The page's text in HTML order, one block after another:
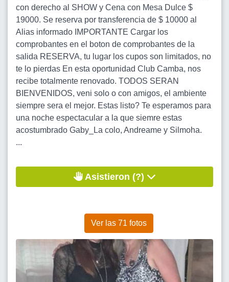
con derecho al SHOW y Cena con Mesa Dulce $
19000. Se reserva por transferencia de $ 10000 al
Alias informado IMPORTANTE Cargar los
comprobantes en el boton de comprobantes de la
salida RESERVA, tu lugar los cupos son limitados, no
te lo pierdas En esta oportunidad Club Camba, nos
recibe totalmente renovado. TODOS SERAN
BIENVENIDOS, veni solo o con amigos, el ambiente
siempre sera el mejor. Estas listo? Te esperamos para
una noche espectacular a la que siemre estas
acostumbrado Gaby_La colo, Andreame y Silmoha.
...
Asistieron (?)
Ver las 71 fotos